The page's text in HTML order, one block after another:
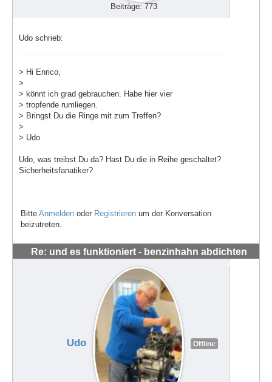
Beiträge: 773
Udo schrieb:
> Hi Enrico,
>
> könnt ich grad gebrauchen. Habe hier vier
> tropfende rumliegen.
> Bringst Du die Ringe mit zum Treffen?
>
> Udo
Udo, was treibst Du da? Hast Du die in Reihe geschaltet?
Sicherheitsfanatiker?
Bitte Anmelden oder Registrieren um der Konversation
beizutreten.
Re: und es funktioniert - benzinhahn abdichten
#62677
Udo Offline